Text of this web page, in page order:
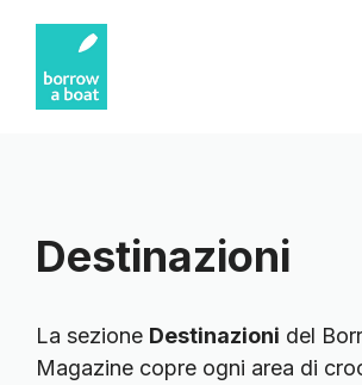
contenuto
Destinazioni
La sezione Destinazioni del
Magazine copre ogni area di